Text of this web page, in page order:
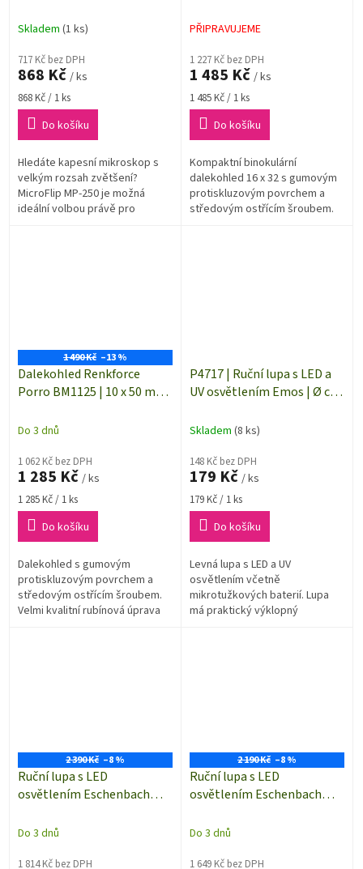
Skladem (1 ks)
717 Kč bez DPH
868 Kč / ks
Měrná
cena:
868 Kč / 1 ks
Do košíku
Hledáte kapesní mikroskop s
velkým rozsah zvětšení?
MicroFlip MP-250 je možná
ideální volbou právě pro
1000 m, binokulár
PŘIPRAVUJEME
1 227 Kč bez DPH
1 485 Kč / ks
Měrná
cena:
1 485 Kč / 1 ks
Do košíku
Kompaktní binokulární
dalekohled 16 x 32 s gumovým
protiskluzovým povrchem a
středovým ostřícím šroubem.
1 490 Kč –13 %
Dalekohled Renkforce
Porro BM1125 | 10 x 50 mm
binokulár
Do 3 dnů
1 062 Kč bez DPH
1 285 Kč / ks
Měrná
cena:
1 285 Kč / 1 ks
Do košíku
Dalekohled s gumovým
protiskluzovým povrchem a
středovým ostřícím šroubem.
Velmi kvalitní rubínová úprava
P4717 | Ruční lupa s LED a
UV osvětlením Emos | Ø cca
Skladem (8 ks)
148 Kč bez DPH
179 Kč / ks
Měrná
cena:
179 Kč / 1 ks
Do košíku
Levná lupa s LED a UV
osvětlením včetně
mikrotužkových baterií. Lupa
má praktický výklopný
2 390 Kč –8 %
Ruční lupa s LED
osvětlením Eschenbach
dioptrií), Ø 58 mm
Do 3 dnů
1 814 Kč bez DPH
2 190 Kč –8 %
Ruční lupa s LED
osvětlením Eschenbach
dioptrií), Ø 60 mm
Do 3 dnů
1 649 Kč bez DPH